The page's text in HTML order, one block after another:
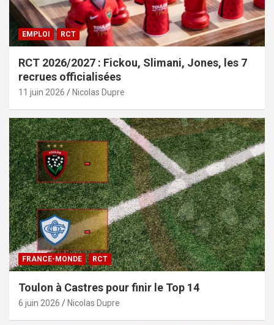
EMPLOI RCT
RCT 2026/2027 : Fickou, Slimani, Jones, les 7
recrues officialisées
11 juin 2026 Nicolas Dupre
FRANCE-MONDE RCT
Toulon à Castres pour finir le Top 14
6 juin 2026 Nicolas Dupre